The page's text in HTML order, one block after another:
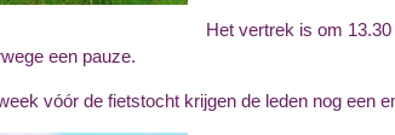
Het vertrek is om
een pauze.
vóór de fietstocht krijgen de leden nog een